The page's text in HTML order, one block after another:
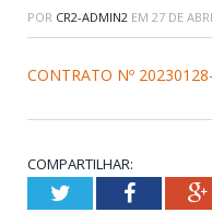
POR CR2-ADMIN2 EM 27 DE
CONTRATO Nº
COMPARTILHAR:
TwitterFacebook